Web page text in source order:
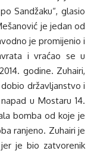
Sandžaku“, glasio
je jedan od
je promijenio i
i vraćao se u
godine. Zuhairi,
državljanstvo i
u Mostaru 14.
bomba od koje je
ranjeno. Zuhairi je
je bio zatvorenik